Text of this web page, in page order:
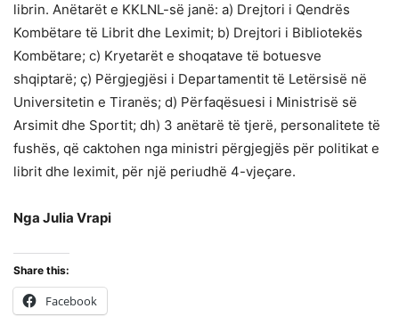
librin. Anëtarët e KKLNL-së janë: a) Drejtori i Qendrës
Kombëtare të Librit dhe Leximit; b) Drejtori i Bibliotekës
Kombëtare; c) Kryetarët e shoqatave të botuesve
shqiptarë; ç) Përgjegjësi i Departamentit të Letërsisë në
Universitetin e Tiranës; d) Përfaqësuesi i Ministrisë së
Arsimit dhe Sportit; dh) 3 anëtarë të tjerë, personalitete të
fushës, që caktohen nga ministri përgjegjës për politikat e
librit dhe leximit, për një periudhë 4-vjeçare.
Nga Julia Vrapi
Share this:
Facebook